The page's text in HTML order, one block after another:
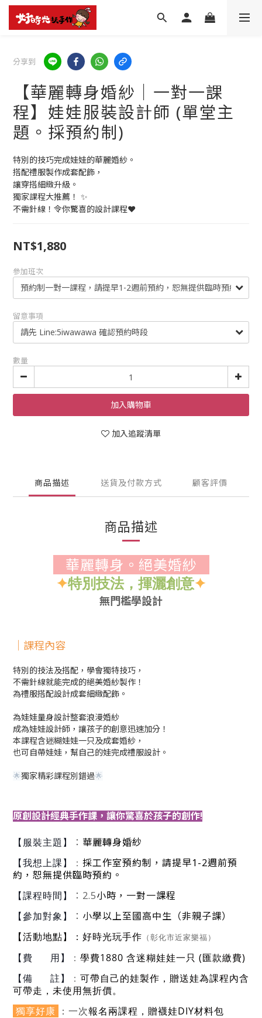
分享到
【華麗轉身婚紗│一對一課
程】娃娃服裝設計師 (單堂主
題。採預約制)
特別的技巧完成娃娃的華麗婚紗。
搭配禮服製作成套配飾，
讓穿搭細緻升級。
獨家課程大推薦！ ✨
不需針線！令你驚喜的設計課程❤️
NT$1,880
參加班次
留意事項
數量
加入購物車
加入追蹤清單
商品描述 送貨及付款方式 顧客評價
商品描述
華麗轉身。絕美婚紗
✦特別技法，揮灑創意✦
無門檻學設計
｜課程內容
特別的技法及搭配，學會獨特技巧，
不需針線就能完成的絕美婚紗製作！
為禮服搭配設計成套細緻配飾。
為娃娃量身設計整套浪漫婚紗
成為娃娃設計師，讓孩子的創意迅速加分！
本課程含迷糊娃娃一只及成套婚紗，
也可自帶娃娃，幫自己的娃完成禮服設計。
🌟獨家精彩課程別錯過🌟
原創設計經典手作課，讓你驚喜於孩子的創作!
【服裝主題】 ： 華麗轉身婚紗
【我想上課】 ： 採工作室預約制，請提早1-2週前預
約，恕無提供臨時預約。
【課程時間】 ：2.5小時，一對一課程
【參加對象】 ： 小學以上至國高中生（非親子課）
【活動地點】 ：好時光玩手作 （彰化市近家樂福）
【費 用】 ： 學費1880 含迷糊娃娃一只 (匯款繳費)
【備 註】 ： 可帶自己的娃製作，贈送娃為課程內含
可帶走，未使用無折價。
獨享好康 ：一次報名兩課程， 贈襪娃DIY材料包